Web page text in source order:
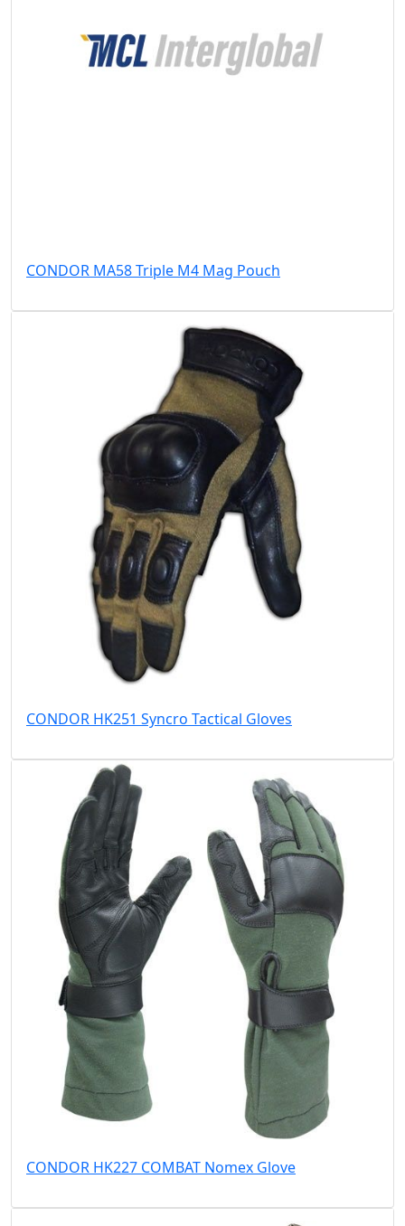
CONDOR MA58 Triple M4 Mag Pouch
CONDOR HK251 Syncro Tactical Gloves
CONDOR HK227 COMBAT Nomex Glove